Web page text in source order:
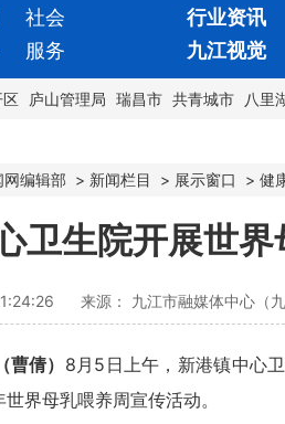
社会 行业资讯
服务 九江视觉
区 庐山管理局 瑞昌市 共青城市 八里
网编辑部 > 新闻栏目 > 展示窗口 > 健
卫生院开展世
来源： 九江市融媒体中心（
倩） 8月5日上午，新港镇中心
界母乳喂养周宣传活动。